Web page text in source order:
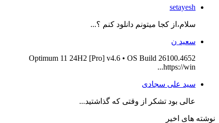
setayesh
سلام،از کجا میتونم دانلود کنم ؟...
سعید ن
Optimum 11 24H2 [Pro] v4.6 • OS Build 26100.4652
https://win...
سید علی سجادی
عالی بود تشکر از وقتی که گذاشتید...
نوشته های اخیر